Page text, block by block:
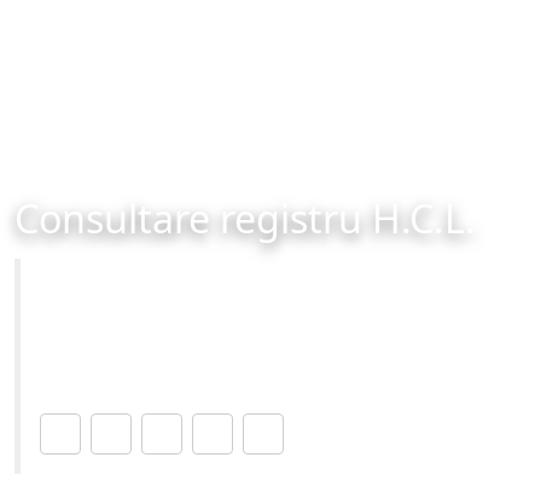
Consultare registru H.C.L.